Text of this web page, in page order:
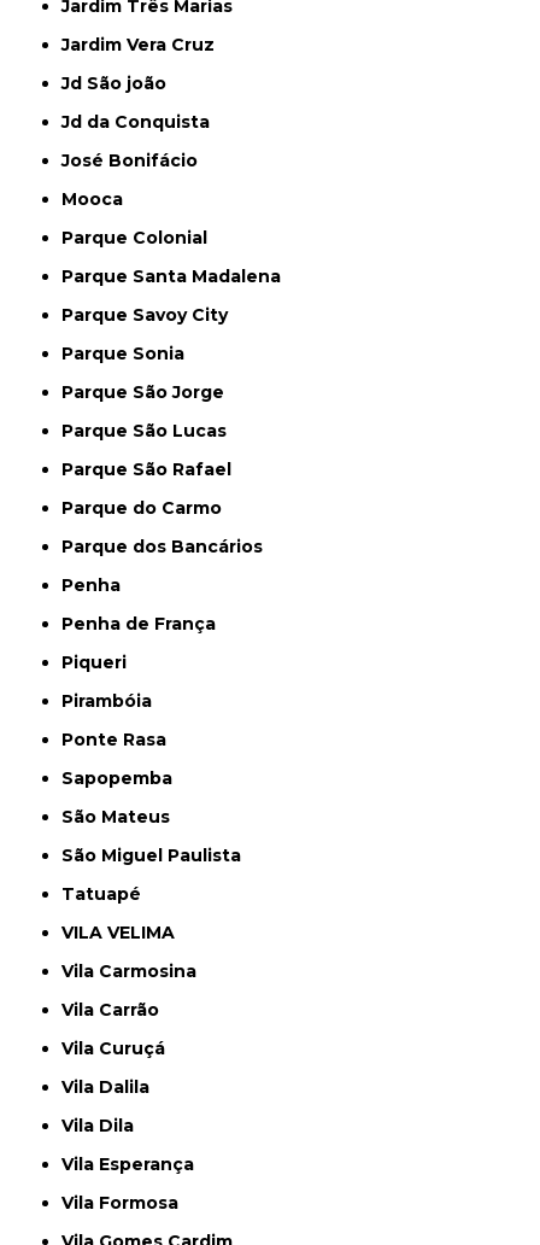
Jardim Três Marias
Jardim Vera Cruz
Jd São joão
Jd da Conquista
José Bonifácio
Mooca
Parque Colonial
Parque Santa Madalena
Parque Savoy City
Parque Sonia
Parque São Jorge
Parque São Lucas
Parque São Rafael
Parque do Carmo
Parque dos Bancários
Penha
Penha de França
Piqueri
Pirambóia
Ponte Rasa
Sapopemba
São Mateus
São Miguel Paulista
Tatuapé
VILA VELIMA
Vila Carmosina
Vila Carrão
Vila Curuçá
Vila Dalila
Vila Dila
Vila Esperança
Vila Formosa